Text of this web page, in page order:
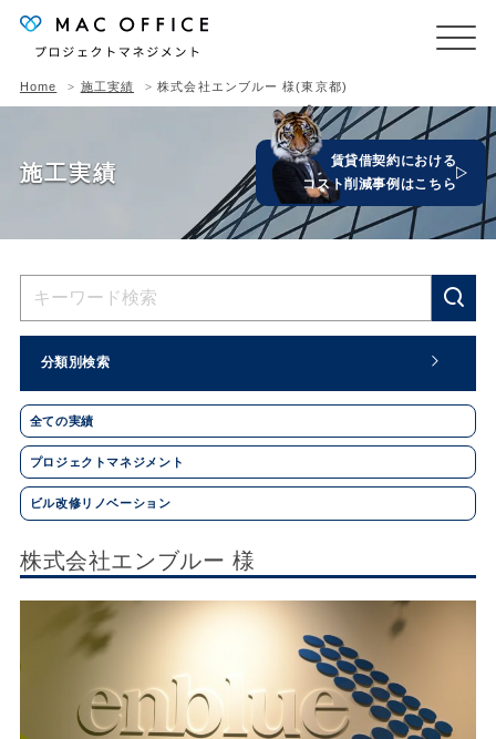
Home 施工実績 株式会社エンブルー 様(東京都)
施工実績
賃貸借契約における
コスト削減事例はこちら
分類別検索
全ての実績
プロジェクトマネジメント
ビル改修リノベーション
株式会社エンブルー 様